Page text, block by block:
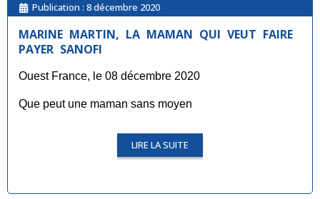
Publication : 8 décembre 2020
MARINE MARTIN, LA MAMAN QUI VEUT FAIRE
PAYER SANOFI
Ouest France, le 08 décembre 2020
Que peut une maman sans moyen
LIRE LA SUITE